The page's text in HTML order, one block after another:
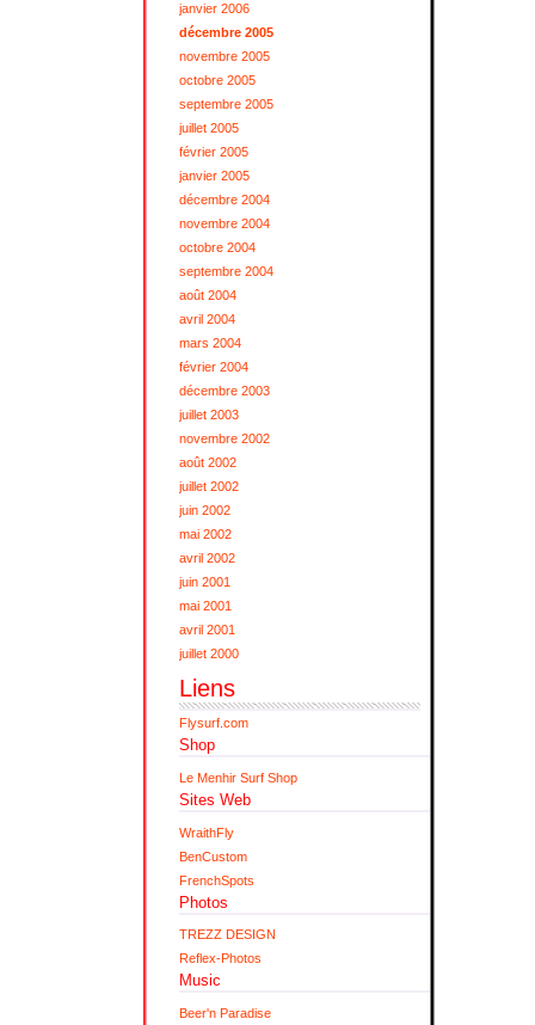
janvier 2006
décembre 2005
novembre 2005
octobre 2005
septembre 2005
juillet 2005
février 2005
janvier 2005
décembre 2004
novembre 2004
octobre 2004
septembre 2004
août 2004
avril 2004
mars 2004
février 2004
décembre 2003
juillet 2003
novembre 2002
août 2002
juillet 2002
juin 2002
mai 2002
avril 2002
juin 2001
mai 2001
avril 2001
juillet 2000
Liens
Flysurf.com
Shop
Le Menhir Surf Shop
Sites Web
WraithFly
BenCustom
FrenchSpots
Photos
TREZZ DESIGN
Reflex-Photos
Music
Beer'n Paradise